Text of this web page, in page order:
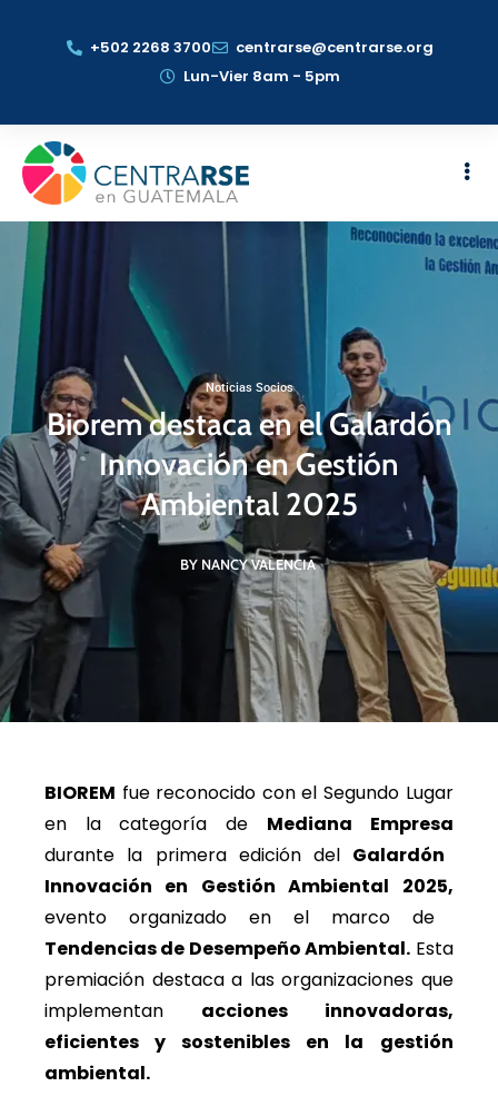
+502 2268 3700
centrarse@centrarse.org
Lun-Vier 8am - 5pm
Noticias Socios
Biorem destaca en el Galardón
Innovación en Gestión
Ambiental 2025
BY NANCY VALENCIA
BIOREM fue reconocido con el Segundo Lugar
en la categoría de Mediana Empresa
durante la primera edición del Galardón
Innovación en Gestión Ambiental 2025,
evento organizado en el marco de
Tendencias de Desempeño Ambiental. Esta
premiación destaca a las organizaciones que
implementan acciones innovadoras,
eficientes y sostenibles en la gestión
ambiental.